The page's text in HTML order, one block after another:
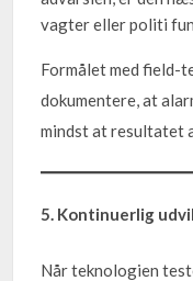
vagter eller politi
Formålet med field-
dokumentere, at
mindst at resultatet
5. Kontinuerlig
Når teknologien